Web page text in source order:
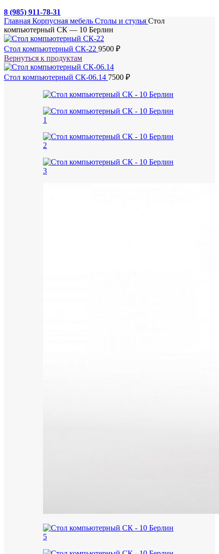
8 (985) 911-78-31
Главная Корпусная мебель Столы и стулья Стол
компьютерный СК — 10 Берлин
Стол компьютерный СК-22 9500 ₽
Вернуться к продуктам
Стол компьютерный СК-06.14 7500 ₽